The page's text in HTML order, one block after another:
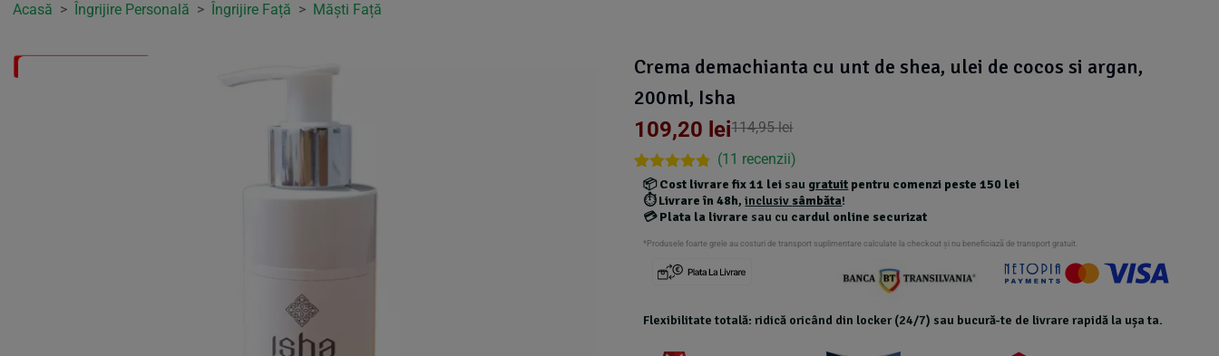
Acasă > Îngrijire Personală > Îngrijire Față > Măști Față
Crema demachianta cu unt de shea, ulei de cocos si argan,
200ml, Isha
114,95lei
109,20 lei
Rated4.70
out of 5
based on
10
customer
ratings
(11 recenzii)
📦Cost livrare fix 11 lei sau gratuit pentru comenzi peste 150 lei
⏱️Livrare în 48h,inclusiv sâmbăta!
💳Plata la livrare sau cu cardul online securizat
*Produsele foarte grele au costuri de transport suplimentare calculate la checkout și nu beneficiază de transport gratuit.
Flexibilitate totală: ridică oricând din locker (24/7) sau bucură-te de livrare rapidă la ușa ta.